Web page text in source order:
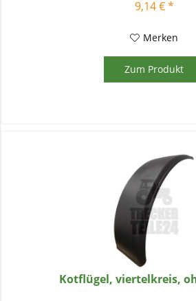
9,14 € *
Merken
Zum Produkt
Kotflügel, viertelkreis,